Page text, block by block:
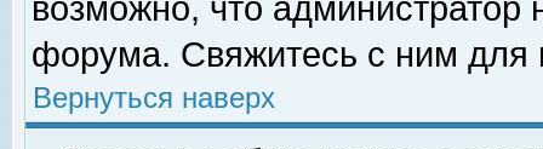
возможно, что
форума. Свяжитесь с ним для
Вернуться наверх